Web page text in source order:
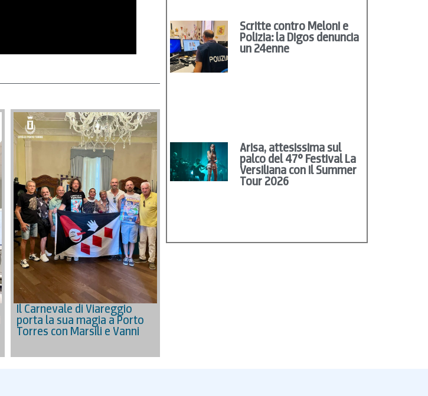
Il Carnevale di Viareggio
porta la sua magia a Porto
Torres con Marsili e Vanni
Scritte contro Meloni e
Polizia: la Digos denuncia
un 24enne
Arisa, attesissima sul
palco del 47° Festival La
Versiliana con il Summer
Tour 2026